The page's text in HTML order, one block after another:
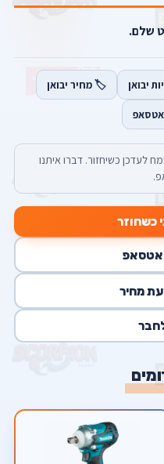
שלם.
יבואן 🏷️ מחיר יבואן
לעדכן כשיחזור. דברו איתנו
כשחוזר
מחיר